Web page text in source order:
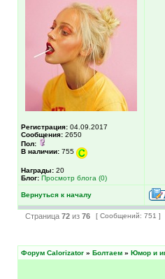
Регистрация: 04.09.2017
Сообщения: 2650
Пол:
В наличии: 755
Награды: 20
Блог: Просмотр блога (0)
Вернуться к началу
Страница 72 из 76 [ Сообщений: 751 ]
Форум Calorizator » Болтаем » Юмор и